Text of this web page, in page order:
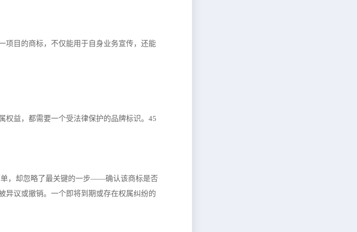
项目的商标，不仅能用于自身业务宣传，还能
权益，都需要一个受法律保护的品牌标识。45
，却忽略了最关键的一步——确认该商标是否
异议或撤销。一个即将到期或存在权属纠纷的